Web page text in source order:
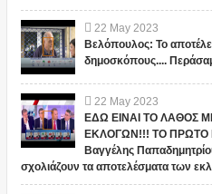
22 May 2023
Βελόπουλος: Το
δημοσκόπους....
22 May 2023
ΕΔΩ ΕΙΝΑΙ ΤΟ ΛΑΘΟΣ
ΕΚΛΟΓΩΝ!!! ΤΟ ΠΡΩΤΟ
Βαγγέλης
σχολιάζουν τα αποτελέσματα των